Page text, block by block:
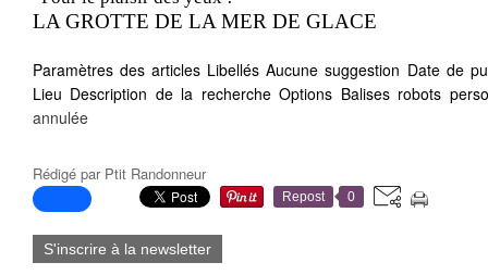
LA GROTTE DE LA MER DE GLACE
Paramètres des articles Libellés Aucune suggestion Date de
Lieu Description de la recherche Options Balises robots
annulée
Rédigé par Ptit Randonneur
Repost 0
S'inscrire à la newsletter